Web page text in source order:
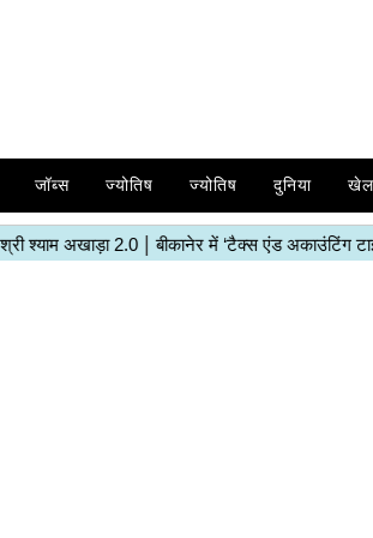
जॉब्स ज्योतिष ज्योतिष दुनिया खेल